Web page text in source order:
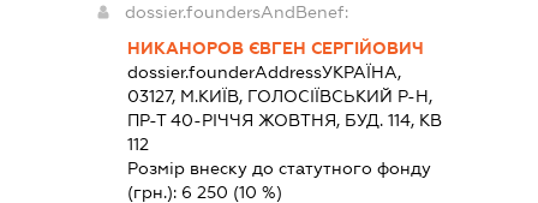
dossier.foundersAndBenef:
НИКАНОРОВ ЄВГЕН СЕРГІЙОВИЧ
dossier.founderAddressУКРАЇНА,
03127, М.КИЇВ, ГОЛОСІЇВСЬКИЙ Р-Н,
ПР-Т 40-РІЧЧЯ ЖОВТНЯ, БУД. 114, КВ
112
Розмір внеску до статутного фонду
(грн.): 6 250 (10 %)